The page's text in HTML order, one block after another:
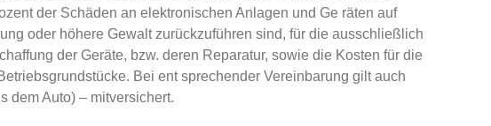
der Schäden an elektronischen Anlagen und Ge­ räten auf
oder höhere Gewalt zurückzuführen sind, für die ausschließlich
der Geräte, bzw. deren Reparatur, sowie die Kosten für die
Bei ent­ sprechender Vereinbarung gilt auch
dem Auto) – mitversichert.